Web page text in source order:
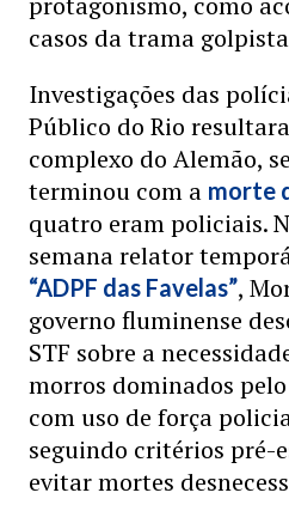
casos da trama
Investigações das
Público do Rio
complexo do Alemão,
terminou com a morte
quatro eram policiais.
semana relator
“ADPF das Favelas”,
governo fluminense
STF sobre a
morros dominados
com uso de força
seguindo critérios pré-
evitar mortes